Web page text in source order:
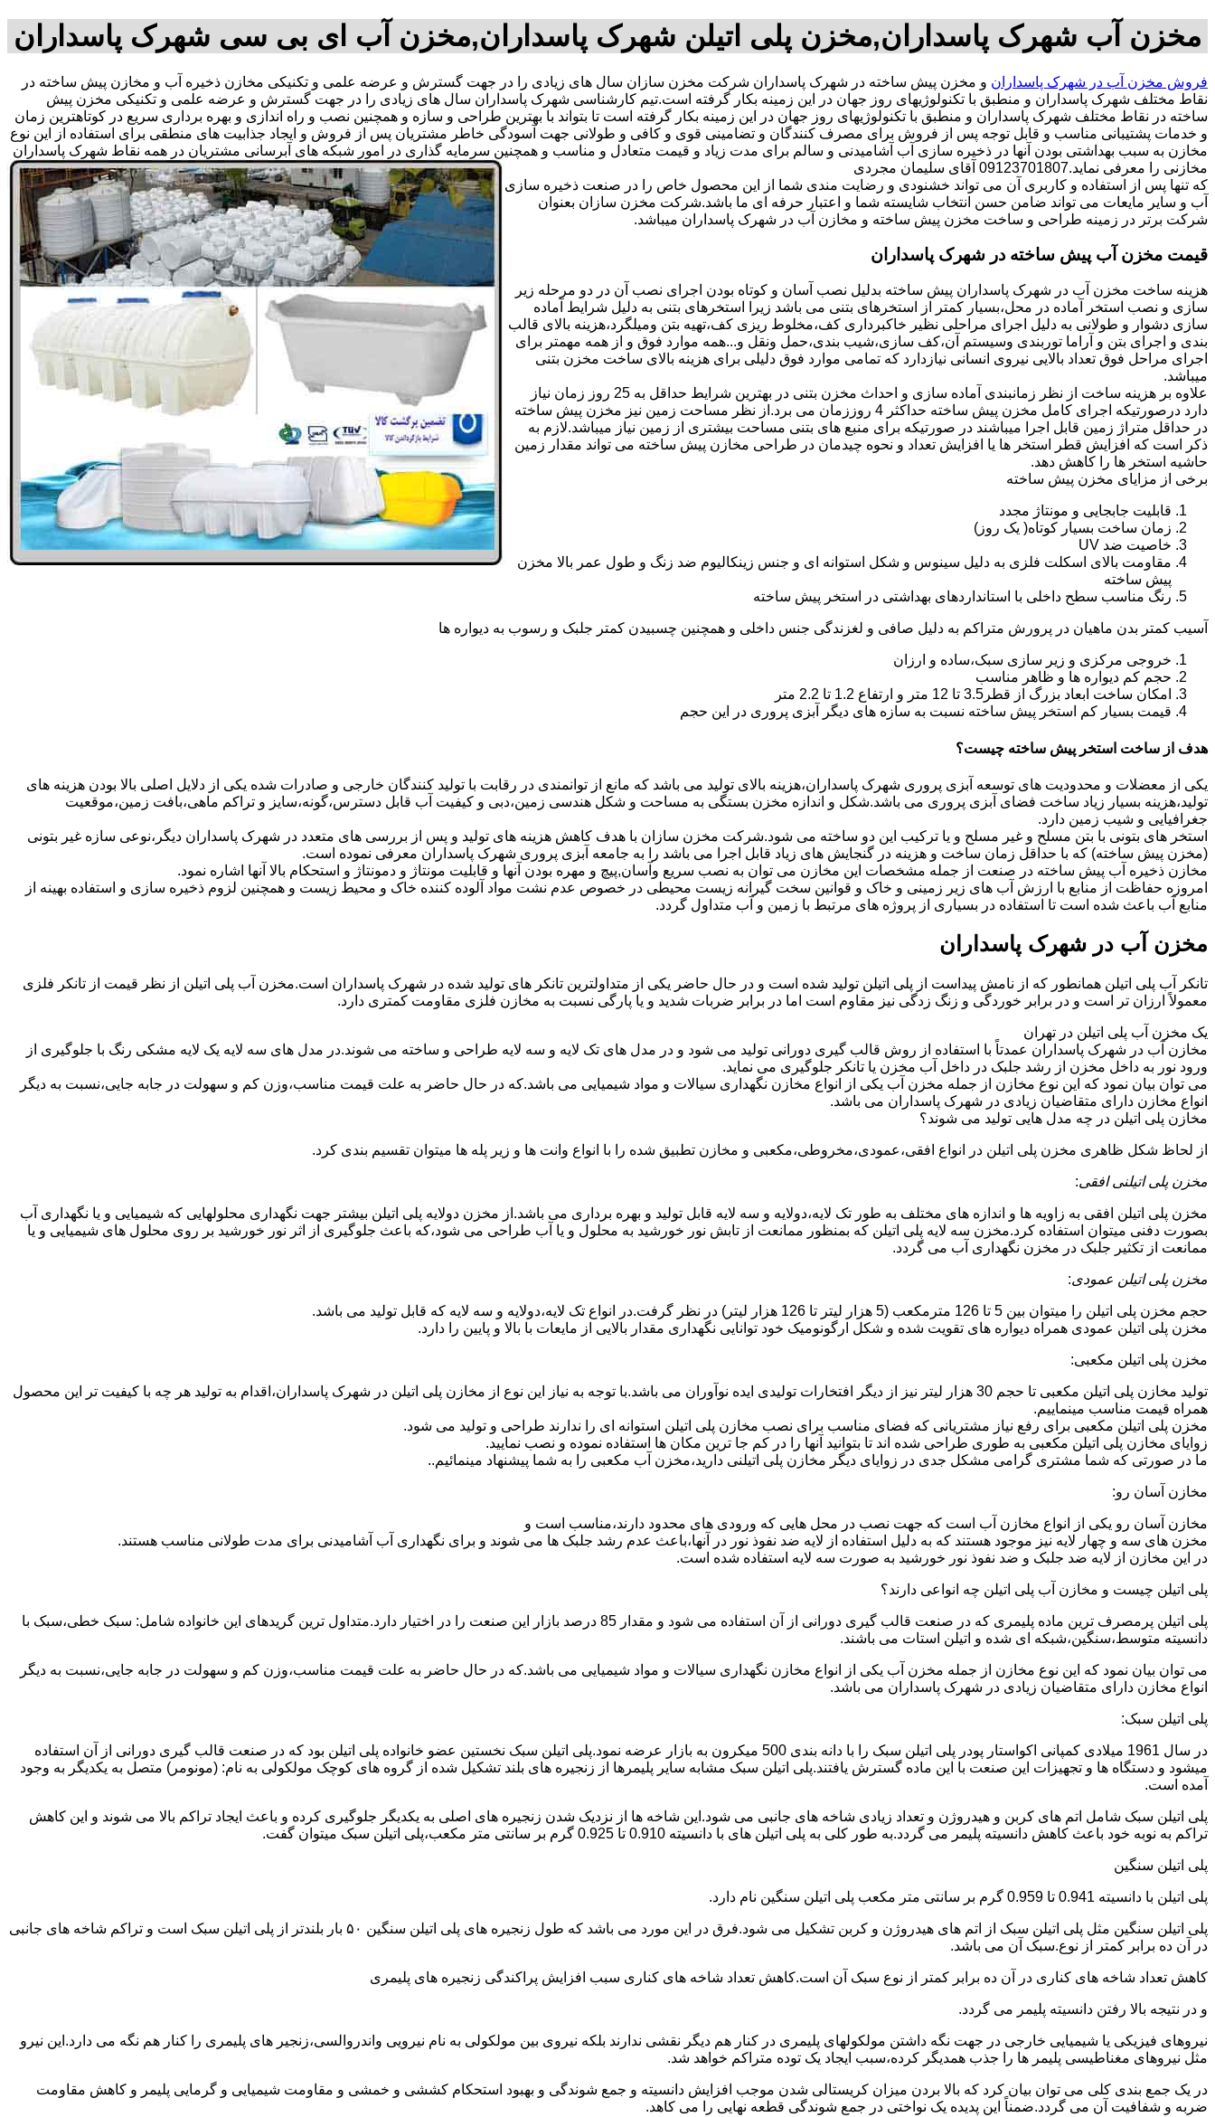
مخزن آب شهرک پاسداران,مخزن پلی اتیلن شهرک پاسداران,مخزن آب ای بی سی شهرک پاسداران
فروش مخزن آب در شهرک پاسداران و مخزن پیش ساخته در شهرک پاسداران شرکت مخزن سازان سال های زیادی را در جهت گسترش و عرضه علمی و تکنیکی مخازن ذخیره آب و مخازن پیش ساخته در
نقاط مختلف شهرک پاسداران و منطبق با تکنولوژیهای روز جهان در این زمینه بکار گرفته است.تیم کارشناسی شهرک پاسداران سال های زیادی را در جهت گسترش و عرضه علمی و تکنیکی مخزن پیش
ساخته در نقاط مختلف شهرک پاسداران و منطبق با تکنولوژیهای روز جهان در این زمینه بکار گرفته است تا بتواند با بهترین طراحی و سازه و همچنین نصب و راه اندازی و بهره برداری سریع در کوتاهترین زمان
و خدمات پشتیبانی مناسب و قابل توجه پس از فروش برای مصرف کنندگان و تضامینی قوی و کافی و طولانی جهت آسودگی خاطر مشتریان پس از فروش و ایجاد جذابیت های منطقی برای استفاده از این نوع
مخازن به سبب بهداشتی بودن آنها در ذخیره سازی آب آشامیدنی و سالم برای مدت زیاد و قیمت متعادل و مناسب و همچنین سرمایه گذاری در امور شبکه های آبرسانی مشتریان در همه نقاط شهرک پاسداران
مخازنی را معرفی نماید.09123701807 آقای سلیمان مجردی
که تنها پس از استفاده و کاربری آن می تواند خشنودی و رضایت مندی شما از این محصول خاص را در صنعت ذخیره سازی
آب و سایر مایعات می تواند ضامن حسن انتخاب شایسته شما و اعتبار حرفه ای ما باشد.شرکت مخزن سازان بعنوان
شرکت برتر در زمینه طراحی و ساخت مخزن پیش ساخته و مخازن آب در شهرک پاسداران میباشد.
قیمت مخزن آب پیش ساخته در شهرک پاسداران
هزینه ساخت مخزن آب در شهرک پاسداران پیش ساخته بدلیل نصب آسان و کوتاه بودن اجرای نصب آن در دو مرحله زیر
سازی و نصب استخر آماده در محل،بسیار کمتر از استخرهای بتنی می باشد زیرا استخرهای بتنی به دلیل شرایط آماده
سازی دشوار و طولانی به دلیل اجرای مراحلی نظیر خاکبرداری کف،مخلوط ریزی کف،تهیه بتن ومیلگرد،هزینه بالای قالب
بندی و اجرای بتن و آراما توربندی وسیستم آن،کف سازی،شیب بندی،حمل ونقل و...همه موارد فوق و از همه مهمتر برای
اجرای مراحل فوق تعداد بالایی نیروی انسانی نیازدارد که تمامی موارد فوق دلیلی برای هزینه بالای ساخت مخزن بتنی
میباشد.
علاوه بر هزینه ساخت از نظر زمانبندی آماده سازی و احداث مخزن بتنی در بهترین شرایط حداقل به 25 روز زمان نیاز
دارد درصورتیکه اجرای کامل مخزن پیش ساخته حداکثر 4 روززمان می برد.از نظر مساحت زمین نیز مخزن پیش ساخته
در حداقل متراژ زمین قابل اجرا میباشند در صورتیکه برای منبع های بتنی مساحت بیشتری از زمین نیاز میباشد.لازم به
ذکر است که افزایش قطر استخر ها یا افزایش تعداد و نحوه چیدمان در طراحی مخازن پیش ساخته می تواند مقدار زمین
حاشیه استخر ها را کاهش دهد.
برخی از مزایای مخزن پیش ساخته
قابلیت جابجایی و مونتاژ مجدد
زمان ساخت بسیار کوتاه( یک روز)
خاصیت ضد UV
مقاومت بالای اسکلت فلزی به دلیل سینوس و شکل استوانه ای و جنس زینکالیوم ضد زنگ و طول عمر بالا مخزن
پیش ساخته
رنگ مناسب سطح داخلی با استانداردهای بهداشتی در استخر پیش ساخته
آسیب کمتر بدن ماهیان در پرورش متراکم به دلیل صافی و لغزندگی جنس داخلی و همچنین چسبیدن کمتر جلبک و رسوب به دیواره ها
خروجی مرکزی و زیر سازی سبک،ساده و ارزان
حجم کم دیواره ها و ظاهر مناسب
امکان ساخت ابعاد بزرگ از قطر3.5 تا 12 متر و ارتفاع 1.2 تا 2.2 متر
قیمت بسیار کم استخر پیش ساخته نسبت به سازه های دیگر آبزی پروری در این حجم
هدف از ساخت استخر پیش ساخته چیست؟
یکی از معضلات و محدودیت های توسعه آبزی پروری شهرک پاسداران،هزینه بالای تولید می باشد که مانع از توانمندی در رقابت با تولید کنندگان خارجی و صادرات شده یکی از دلایل اصلی بالا بودن هزینه های
تولید،هزینه بسیار زیاد ساخت فضای آبزی پروری می باشد.شکل و اندازه مخزن بستگی به مساحت و شکل هندسی زمین،دبی و کیفیت آب قابل دسترس،گونه،سایز و تراکم ماهی،بافت زمین،موقعیت
جغرافیایی و شیب زمین دارد.
استخر های بتونی با بتن مسلح و غیر مسلح و یا ترکیب این دو ساخته می شود.شرکت مخزن سازان با هدف کاهش هزینه های تولید و پس از بررسی های متعدد در شهرک پاسداران دیگر،نوعی سازه غیر بتونی
(مخزن پیش ساخته) که با حداقل زمان ساخت و هزینه در گنجایش های زیاد قابل اجرا می باشد را به جامعه آبزی پروری شهرک پاسداران معرفی نموده است.
مخازن ذخیره آب پیش ساخته در صنعت از جمله مشخصات این مخازن می توان به نصب سریع وآسان,پیچ و مهره بودن آنها و قابلیت مونتاژ و دمونتاژ و استحکام بالا آنها اشاره نمود.
امروزه حفاظت از منابع با ارزش آب های زیر زمینی و خاک و قوانین سخت گیرانه زیست محیطی در خصوص عدم نشت مواد آلوده کننده خاک و محیط زیست و همچنین لزوم ذخیره سازی و استفاده بهینه از
منابع آب باعث شده است تا استفاده در بسیاری از پروژه های مرتبط با زمین و آب متداول گردد.
مخزن آب در شهرک پاسداران
تانکر آب پلی اتیلن همانطور که از نامش پیداست از پلی اتیلن تولید شده است و در حال حاضر یکی از متداولترین تانکر های تولید شده در شهرک پاسداران است.مخزن آب پلی اتیلن از نظر قیمت از تانکر فلزی
معمولاً ارزان تر است و در برابر خوردگی و زنگ زدگی نیز مقاوم است اما در برابر ضربات شدید و یا پارگی نسبت به مخازن فلزی مقاومت کمتری دارد.
یک مخزن آب پلی اتیلن در تهران
مخازن آب در شهرک پاسداران عمدتاً با استفاده از روش قالب گیری دورانی تولید می شود و در مدل های تک لایه و سه لایه طراحی و ساخته می شوند.در مدل های سه لایه یک لایه مشکی رنگ با جلوگیری از
ورود نور به داخل مخزن از رشد جلبک در داخل آب مخزن یا تانکر جلوگیری می نماید.
می توان بیان نمود که این نوع مخازن از جمله مخزن آب یکی از انواع مخازن نگهداری سیالات و مواد شیمیایی می باشد.که در حال حاضر به علت قیمت مناسب،وزن کم و سهولت در جابه جایی،نسبت به دیگر
انواع مخازن دارای متقاضیان زیادی در شهرک پاسداران می باشد.
مخازن پلی اتیلن در چه مدل هایی تولید می شوند؟
از لحاظ شکل ظاهری مخزن پلی اتیلن در انواع افقی،عمودی،مخروطی،مکعبی و مخازن تطبیق شده را با انواع وانت ها و زیر پله ها میتوان تقسیم بندی کرد.
مخزن پلی اتیلنی افقی:
مخزن پلی اتیلن افقی به زاویه ها و اندازه های مختلف به طور تک لایه،دولایه و سه لایه قابل تولید و بهره برداری می باشد.از مخزن دولایه پلی اتیلن بیشتر جهت نگهداری محلولهایی که شیمیایی و یا نگهداری آب
بصورت دفنی میتوان استفاده کرد.مخزن سه لایه پلی اتیلن که بمنظور ممانعت از تابش نور خورشید به محلول و یا آب طراحی می شود،که باعث جلوگیری از اثر نور خورشید بر روی محلول های شیمیایی و یا
ممانعت از تکثیر جلبک در مخزن نگهداری آب می گردد.
مخزن پلی اتیلن عمودی:
حجم مخزن پلی اتیلن را میتوان بین 5 تا 126 مترمکعب (5 هزار لیتر تا 126 هزار لیتر) در نظر گرفت.در انواع تک لایه،دولایه و سه لایه که قابل تولید می باشد.
مخزن پلی اتیلن عمودی همراه دیواره های تقویت شده و شکل ارگونومیک خود توانایی نگهداری مقدار بالایی از مایعات با بالا و پایین را دارد.
مخزن پلی اتیلن مکعبی:
تولید مخازن پلی اتیلن مکعبی تا حجم 30 هزار لیتر نیز از دیگر افتخارات تولیدی ایده نوآوران می باشد.با توجه به نیاز این نوع از مخازن پلی اتیلن در شهرک پاسداران،اقدام به تولید هر چه با کیفیت تر این محصول
همراه قیمت مناسب مینماییم.
مخزن پلی اتیلن مکعبی برای رفع نیاز مشتریانی که فضای مناسب برای نصب مخازن پلی اتیلن استوانه ای را ندارند طراحی و تولید می شود.
زوایای مخازن پلی اتیلن مکعبی به طوری طراحی شده اند تا بتوانید آنها را در کم جا ترین مکان ها استفاده نموده و نصب نمایید.
ما در صورتی که شما مشتری گرامی مشکل جدی در زوایای دیگر مخازن پلی اتیلنی دارید،مخزن آب مکعبی را به شما پیشنهاد مینمائیم..
مخازن آسان رو:
مخازن آسان رو یکی از انواع مخازن آب است که جهت نصب در محل هایی که ورودی های محدود دارند،مناسب است و
مخزن های سه و چهار لایه نیز موجود هستند که به دلیل استفاده از لایه ضد نفوذ نور در آنها،باعث عدم رشد جلبک ها می شوند و برای نگهداری آب آشامیدنی برای مدت طولانی مناسب هستند.
در این مخازن از لایه ضد جلبک و ضد نفوذ نور خورشید به صورت سه لایه استفاده شده است.
پلی اتیلن چیست و مخازن آب پلی اتیلن چه انواعی دارند؟
پلی اتیلن پرمصرف ترین ماده پلیمری که در صنعت قالب گیری دورانی از آن استفاده می شود و مقدار 85 درصد بازار این صنعت را در اختیار دارد.متداول ترین گریدهای این خانواده شامل: سبک خطی،سبک با
دانسیته متوسط،سنگین،شبکه ای شده و اتیلن استات می باشند.
می توان بیان نمود که این نوع مخازن از جمله مخزن آب یکی از انواع مخازن نگهداری سیالات و مواد شیمیایی می باشد.که در حال حاضر به علت قیمت مناسب،وزن کم و سهولت در جابه جایی،نسبت به دیگر
انواع مخازن دارای متقاضیان زیادی در شهرک پاسداران می باشد.
پلی اتیلن سبک:
در سال 1961 میلادی کمپانی اکواستار پودر پلی اتیلن سبک را با دانه بندی 500 میکرون به بازار عرضه نمود.پلی اتیلن سبک نخستین عضو خانواده پلی اتیلن بود که در صنعت قالب گیری دورانی از آن استفاده
میشود و دستگاه ها و تجهیزات این صنعت با این ماده گسترش یافتند.پلی اتیلن سبک مشابه سایر پلیمرها از زنجیره های بلند تشکیل شده از گروه های کوچک مولکولی به نام: (مونومر) متصل به یکدیگر به وجود
آمده است.
پلی اتیلن سبک شامل اتم های کربن و هیدروژن و تعداد زیادی شاخه های جانبی می شود.این شاخه ها از نزدیک شدن زنجیره های اصلی به یکدیگر جلوگیری کرده و باعث ایجاد تراکم بالا می شوند و این کاهش
تراکم به نوبه خود باعث کاهش دانسیته پلیمر می گردد.به طور کلی به پلی اتیلن های با دانسیته 0.910 تا 0.925 گرم بر سانتی متر مکعب،پلی اتیلن سبک میتوان گفت.
پلی اتیلن سنگین
پلی اتیلن با دانسیته 0.941 تا 0.959 گرم بر سانتی متر مکعب پلی اتیلن سنگین نام دارد.
پلی اتیلن سنگین مثل پلی اتیلن سبک از اتم های هیدروژن و کربن تشکیل می شود.فرق در این مورد می باشد که طول زنجیره های پلی اتیلن سنگین ۵۰ بار بلندتر از پلی اتیلن سبک است و تراکم شاخه های جانبی
در آن ده برابر کمتر از نوع.سبک آن می باشد.
کاهش تعداد شاخه های کناری در آن ده برابر کمتر از نوع سبک آن است.کاهش تعداد شاخه های کناری سبب افزایش پراکندگی زنجیره های پلیمری
و در نتیجه بالا رفتن دانسیته پلیمر می گردد.
نیروهای فیزیکی یا شیمیایی خارجی در جهت نگه داشتن مولکولهای پلیمری در کنار هم دیگر نقشی ندارند بلکه نیروی بین مولکولی به نام نیرویی واندروالسی،زنجیر های پلیمری را کنار هم نگه می دارد.این نیرو
مثل نیروهای مغناطیسی پلیمر ها را جذب همدیگر کرده،سبب ایجاد یک توده متراکم خواهد شد.
در یک جمع بندی کلی می توان بیان کرد که بالا بردن میزان کریستالی شدن موجب افزایش دانسیته و جمع شوندگی و بهبود استحکام کششی و خمشی و مقاومت شیمیایی و گرمایی پلیمر و کاهش مقاومت
ضربه و شفافیت آن می گردد.ضمناً این پدیده یک نواختی در جمع شوندگی قطعه نهایی را می کاهد.